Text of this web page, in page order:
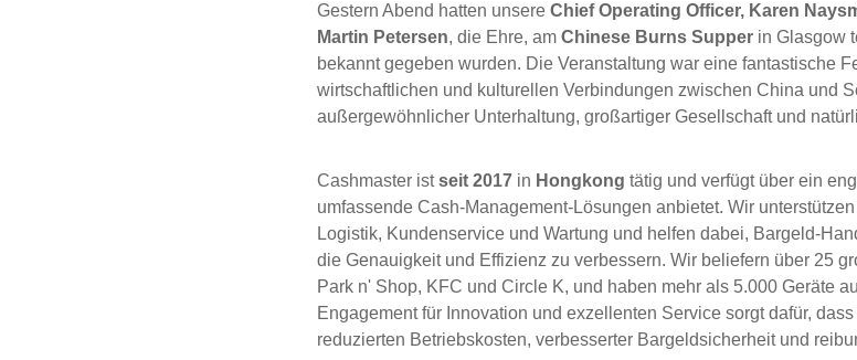
Gestern Abend hatten unsere Chief Operating Officer, Karen
Martin Petersen, die Ehre, am Chinese Burns Supper in Glasgow
bekannt gegeben wurden. Die Veranstaltung war eine fantastische
wirtschaftlichen und kulturellen Verbindungen zwischen China und
außergewöhnlicher Unterhaltung, großartiger Gesellschaft und
Cashmaster istseit 2017 in Hongkong tätig und verfügt über ein
umfassende Cash-Management-Lösungen anbietet. Wir
Logistik, Kundenservice und Wartung und helfen dabei, Bargeld-
die Genauigkeit und Effizienz zu verbessern. Wir beliefern über 25
Park n' Shop, KFC und Circle K, und haben mehr als 5.000 Geräte
Engagement für Innovation und exzellenten Service sorgt dafür,
reduzierten Betriebskosten, verbesserter Bargeldsicherheit und